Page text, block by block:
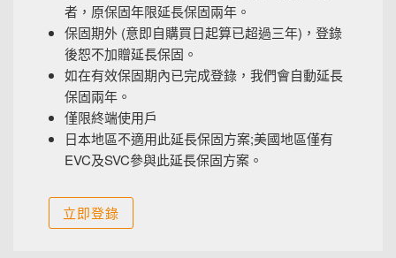
者，原保固年限延長保固兩年。
保固期外 (意即自購買日起算已超過三年)，登錄
後恕不加贈延長保固。
如在有效保固期內已完成登錄，我們會自動延長
保固兩年。
僅限終端使用戶
日本地區不適用此延長保固方案;美國地區僅有
EVC及SVC參與此延長保固方案。
立即登錄